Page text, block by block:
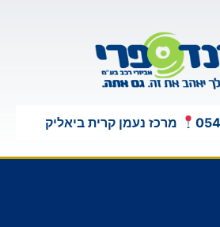
מרכז נעמן קרית ביאליק